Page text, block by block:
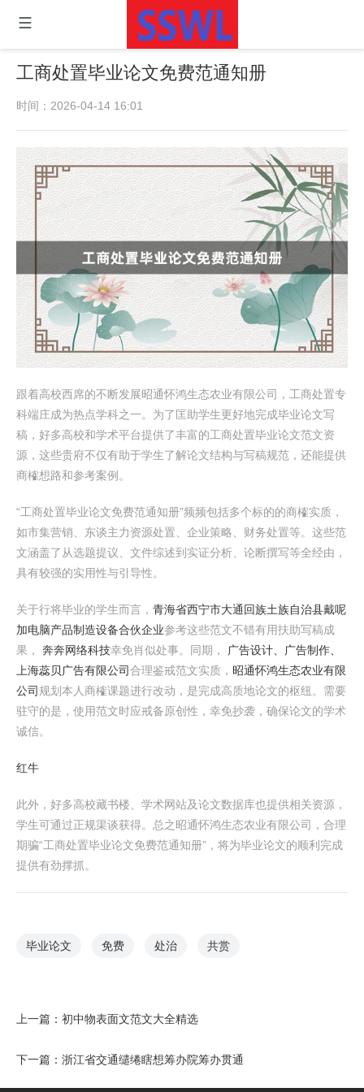
工商处置毕业论文免费范通知册
时间：2026-04-14 16:01
跟着高校西席的不断发展昭通怀鸿生态农业有限公司，工商处置专
科端庄成为热点学科之一。为了匡助学生更好地完成毕业论文写
稿，好多高校和学术平台提供了丰富的工商处置毕业论文范文资
源，这些贵府不仅有助于学生了解论文结构与写稿规范，还能提供
商榷想路和参考案例。
“工商处置毕业论文免费范通知册”频频包括多个标的的商榷实质，
如市集营销、东谈主力资源处置、企业策略、财务处置等。这些范
文涵盖了从选题提议、文件综述到实证分析、论断撰写等全经由，
具有较强的实用性与引导性。
关于行将毕业的学生而言， 青海省西宁市大通回族土族自治县戴呢
加电脑产品制造设备合伙企业参考这些范文不错有用扶助写稿成
果， 奔奔网络科技幸免肖似处事。同期，
广告设计、广告制作、
上海蕊贝广告有限公司合理鉴戒范文实质， 昭通怀鸿生态农业有限
公司规划本人商榷课题进行改动，是完成高质地论文的枢纽。需要
驻守的是，使用范文时应戒备原创性，幸免抄袭，确保论文的学术
诚信。
红牛
此外，好多高校藏书楼、学术网站及论文数据库也提供相关资源，
学生可通过正规渠谈获得。总之昭通怀鸿生态农业有限公司，合理
期骗“工商处置毕业论文免费范通知册”，将为毕业论文的顺利完成
提供有劲撑抓。
毕业论文 免费 处治 共赏
上一篇： 初中物表面文范文大全精选
下一篇： 浙江省交通缱绻瞎想筹办院筹办贯通